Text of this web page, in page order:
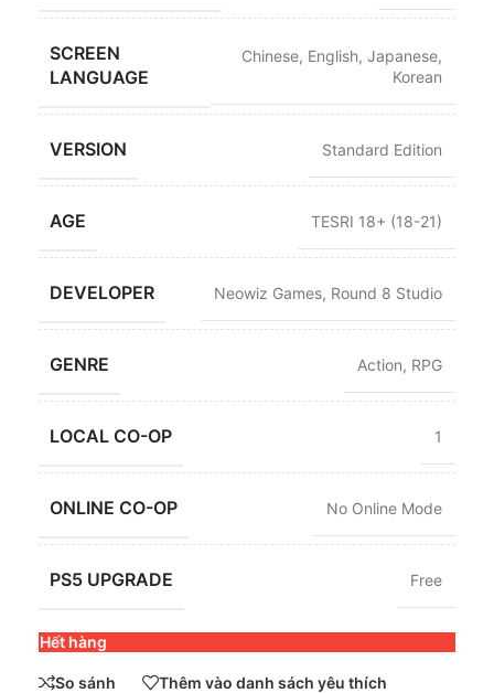
SCREEN
LANGUAGE
Chinese, English, Japanese,
Korean
VERSION Standard Edition
AGE TESRI 18+ (18-21)
DEVELOPER Neowiz Games, Round 8 Studio
GENRE Action, RPG
LOCAL CO-OP 1
ONLINE CO-OP No Online Mode
PS5 UPGRADE Free
Hết hàng
So sánh Thêm vào danh sách yêu thích